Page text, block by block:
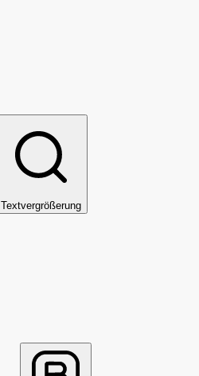
Textvergrößerung